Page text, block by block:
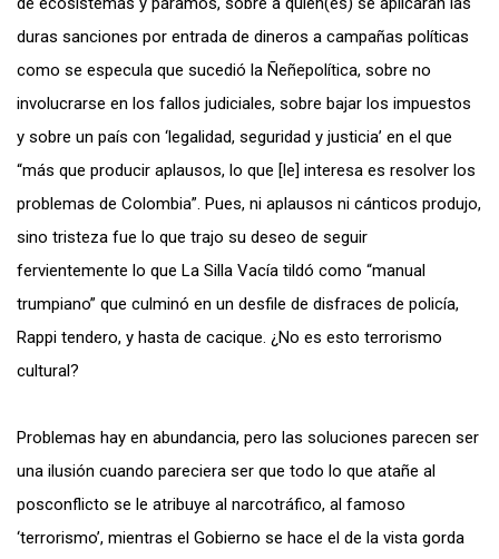
duras sanciones por entrada de dineros a campañas políticas
como se especula que sucedió la Ñeñepolítica, sobre no
involucrarse en los fallos judiciales, sobre bajar los impuestos
y sobre un país con ‘legalidad, seguridad y justicia’ en el que
“más que producir aplausos, lo que [le] interesa es resolver los
problemas de Colombia”. Pues, ni aplausos ni cánticos produjo,
sino tristeza fue lo que trajo su deseo de seguir
fervientemente lo que La Silla Vacía tildó como “manual
trumpiano” que culminó en un desfile de disfraces de policía,
Rappi tendero, y hasta de cacique. ¿No es esto terrorismo
cultural?
Problemas hay en abundancia, pero las soluciones parecen ser
una ilusión cuando pareciera ser que todo lo que atañe al
posconflicto se le atribuye al narcotráfico, al famoso
‘terrorismo’, mientras el Gobierno se hace el de la vista gorda